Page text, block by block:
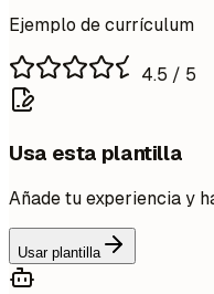
Ejemplo de currículum
4.5 / 5
Usa esta plantilla
Añade tu experiencia y
Usar plantilla